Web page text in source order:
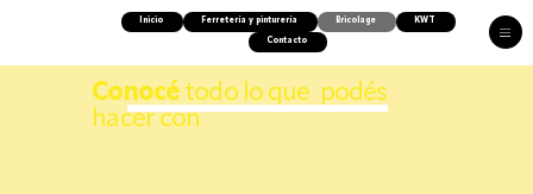
Inicio Ferretería y pinturería Bricolage KWT
Contacto
Conocé todo lo que podés
hacer con